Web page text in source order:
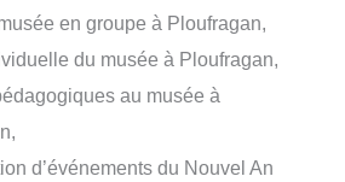
en groupe à Ploufragan,
du musée à Ploufragan,
au musée à
d’événements du Nouvel An